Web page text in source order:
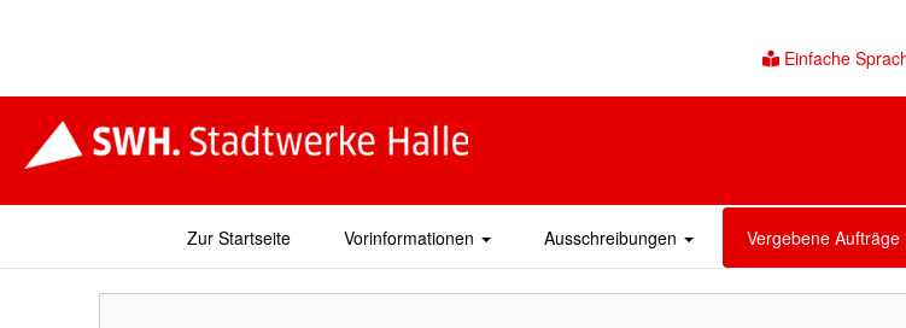
Einfache
Zur Startseite Vorinformationen Ausschreibungen Vergebene Aufträge